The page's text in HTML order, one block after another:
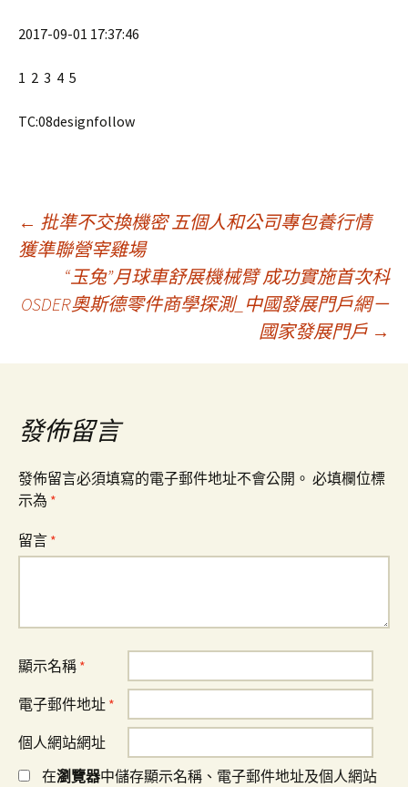
2017-09-01 17:37:46
1 2 3 4 5
TC:08designfollow
文
章
導
覽
← 批準不交換機密 五個人和公司專包養行情
獲準聯營宰雞場
“玉兔”月球車舒展機械臂 成功實施首次科
OSDER奧斯德零件商學探測_中國發展門戶網－
國家發展門戶 →
發佈留言
發佈留言必須填寫的電子郵件地址不會公開。 必填欄位標
示為 *
留言 *
顯示名稱 *
電子郵件地址 *
個人網站網址
在瀏覽器中儲存顯示名稱、電子郵件地址及個人網站